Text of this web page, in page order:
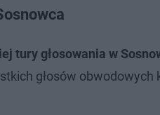
tury głosowania w
głosów obwodowych